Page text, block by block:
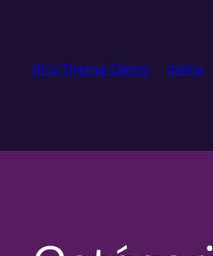
contenu
ItCoThema Démo items